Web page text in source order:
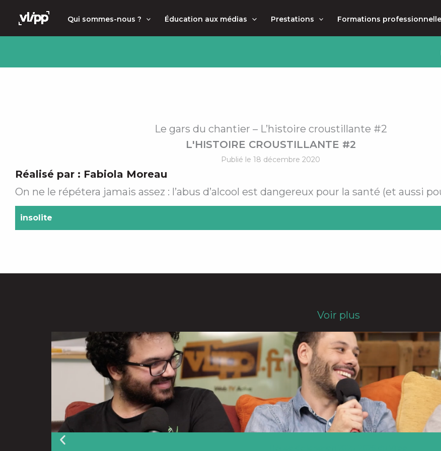
principal
Qui sommes-nous ? Éducation aux médias Prestations Formations
Le gars du chantier – L’histoire croustillante #2
L'HISTOIRE CROUSTILLANTE #2
Publié le 18 décembre 2020
Réalisé par : Fabiola Moreau
On ne le répétera jamais assez : l’abus d’alcool est dangereux pour la santé (et aussi
insolite
Voir plus